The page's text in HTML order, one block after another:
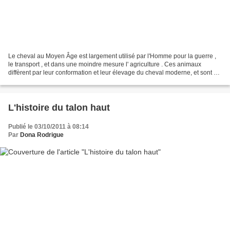
Le cheval au Moyen Âge est largement utilisé par l'Homme pour la guerre ,
le transport , et dans une moindre mesure l' agriculture . Ces animaux
diffèrent par leur conformation et leur élevage du cheval moderne, et sont en
L'histoire du talon haut
Publié le 03/10/2011 à 08:14
Par Dona Rodrigue